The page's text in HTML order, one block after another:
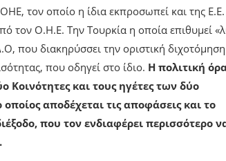
τον οποίο η ίδια εκπροσωπεί και της
τον Ο.Η.Ε. Την Τουρκία η οποία επιθυμεί
που διακηρύσσει την οριστική
που οδηγεί στο ίδιο. Η πολιτική
Κοινότητες και τους ηγέτες των δύο
αποδέχεται τις αποφάσεις και το
που τον ενδιαφέρει περισσότερο